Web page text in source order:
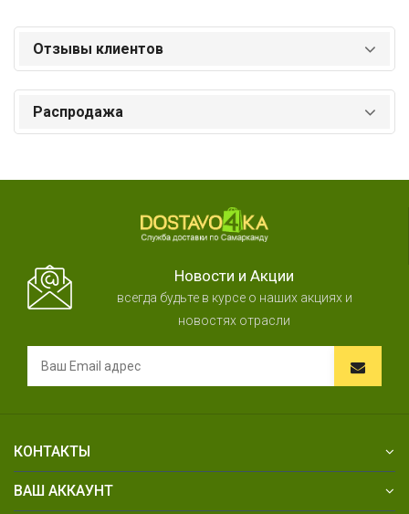
Отзывы клиентов
Распродажа
Новости и Акции
всегда будьте в курсе о наших акциях и
новостях отрасли
КОНТАКТЫ
ВАШ АККАУНТ